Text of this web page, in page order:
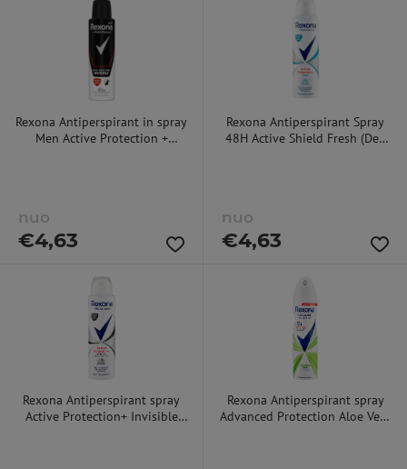
Rexona Antiperspirant in spray
Men Active Protection +
nuo
€4,63
Rexona Antiperspirant Spray
48H Active Shield Fresh (Deo
nuo
€4,63
Rexona Antiperspirant spray
Active Protection+ Invisible
Rexona Antiperspirant spray
Advanced Protection Aloe Vera